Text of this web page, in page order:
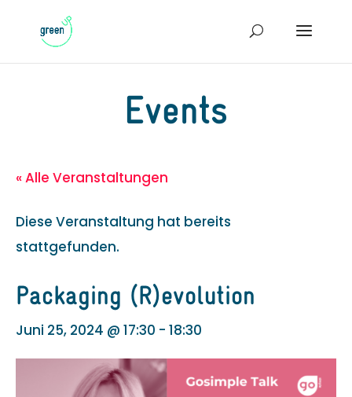
Events
« Alle Veranstaltungen
Diese Veranstaltung hat bereits
stattgefunden.
Packaging (R)evolution
Juni 25, 2024 @ 17:30 - 18:30